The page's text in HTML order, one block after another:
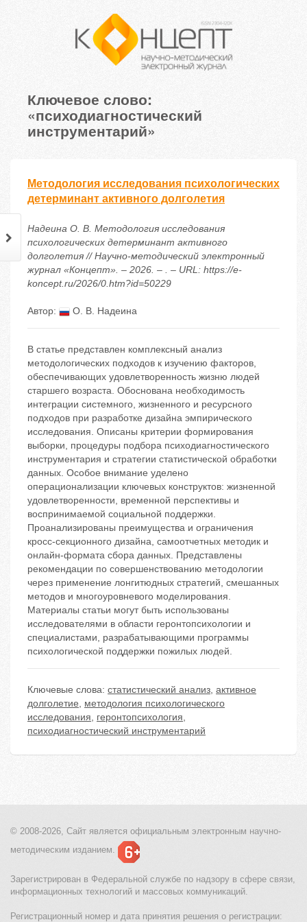
Ключевое слово:
«психодиагностический
инструментарий»
Методология исследования психологических
детерминант активного долголетия
Надеина О. В. Методология исследования
психологических детерминант активного
долголетия // Научно-методический электронный
журнал «Концепт». – 2026. – . – URL: https://e-
koncept.ru/2026/0.htm?id=50229
Автор: О. В. Надеина
В статье представлен комплексный анализ
методологических подходов к изучению факторов,
обеспечивающих удовлетворенность жизню людей
старшего возраста. Обоснована необходимость
интеграции системного, жизненного и ресурсного
подходов при разработке дизайна эмпирического
исследования. Описаны критерии формирования
выборки, процедуры подбора психодиагностического
инструментария и стратегии статистической обработки
данных. Особое внимание уделено
операционализации ключевых конструктов: жизненной
удовлетворенности, временной перспективы и
воспринимаемой социальной поддержки.
Проанализированы преимущества и ограничения
кросс-секционного дизайна, самоотчетных методик и
онлайн-формата сбора данных. Представлены
рекомендации по совершенствованию методологии
через применение лонгитюдных стратегий, смешанных
методов и многоуровневого моделирования.
Материалы статьи могут быть использованы
исследователями в области геронтопсихологии и
специалистами, разрабатывающими программы
психологической поддержки пожилых людей.
Ключевые слова: статистический анализ, активное
долголетие, методология психологического
исследования, геронтопсихология,
психодиагностический инструментарий
© 2008-2026, Сайт является официальным электронным научно-
методическим изданием.
Зарегистрирован в Федеральной службе по надзору в сфере связи,
информационных технологий и массовых коммуникаций.
Регистрационный номер и дата принятия решения о регистрации: